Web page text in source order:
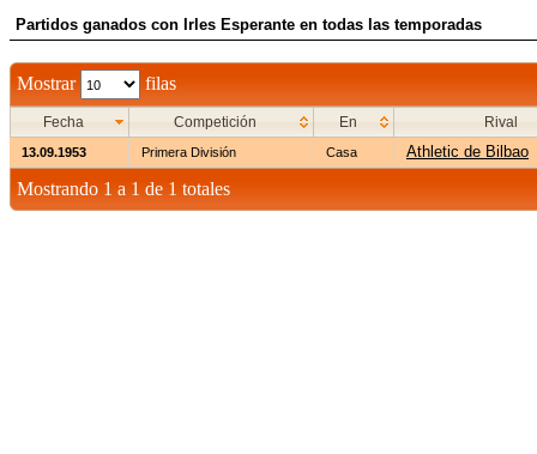
Partidos ganados con Irles Esperante en todas las temporadas
Mostrar filas
Fecha Competición En Rival
13.09.1953 Primera División Casa Athletic de Bilbao
Mostrando 1 a 1 de 1 totales